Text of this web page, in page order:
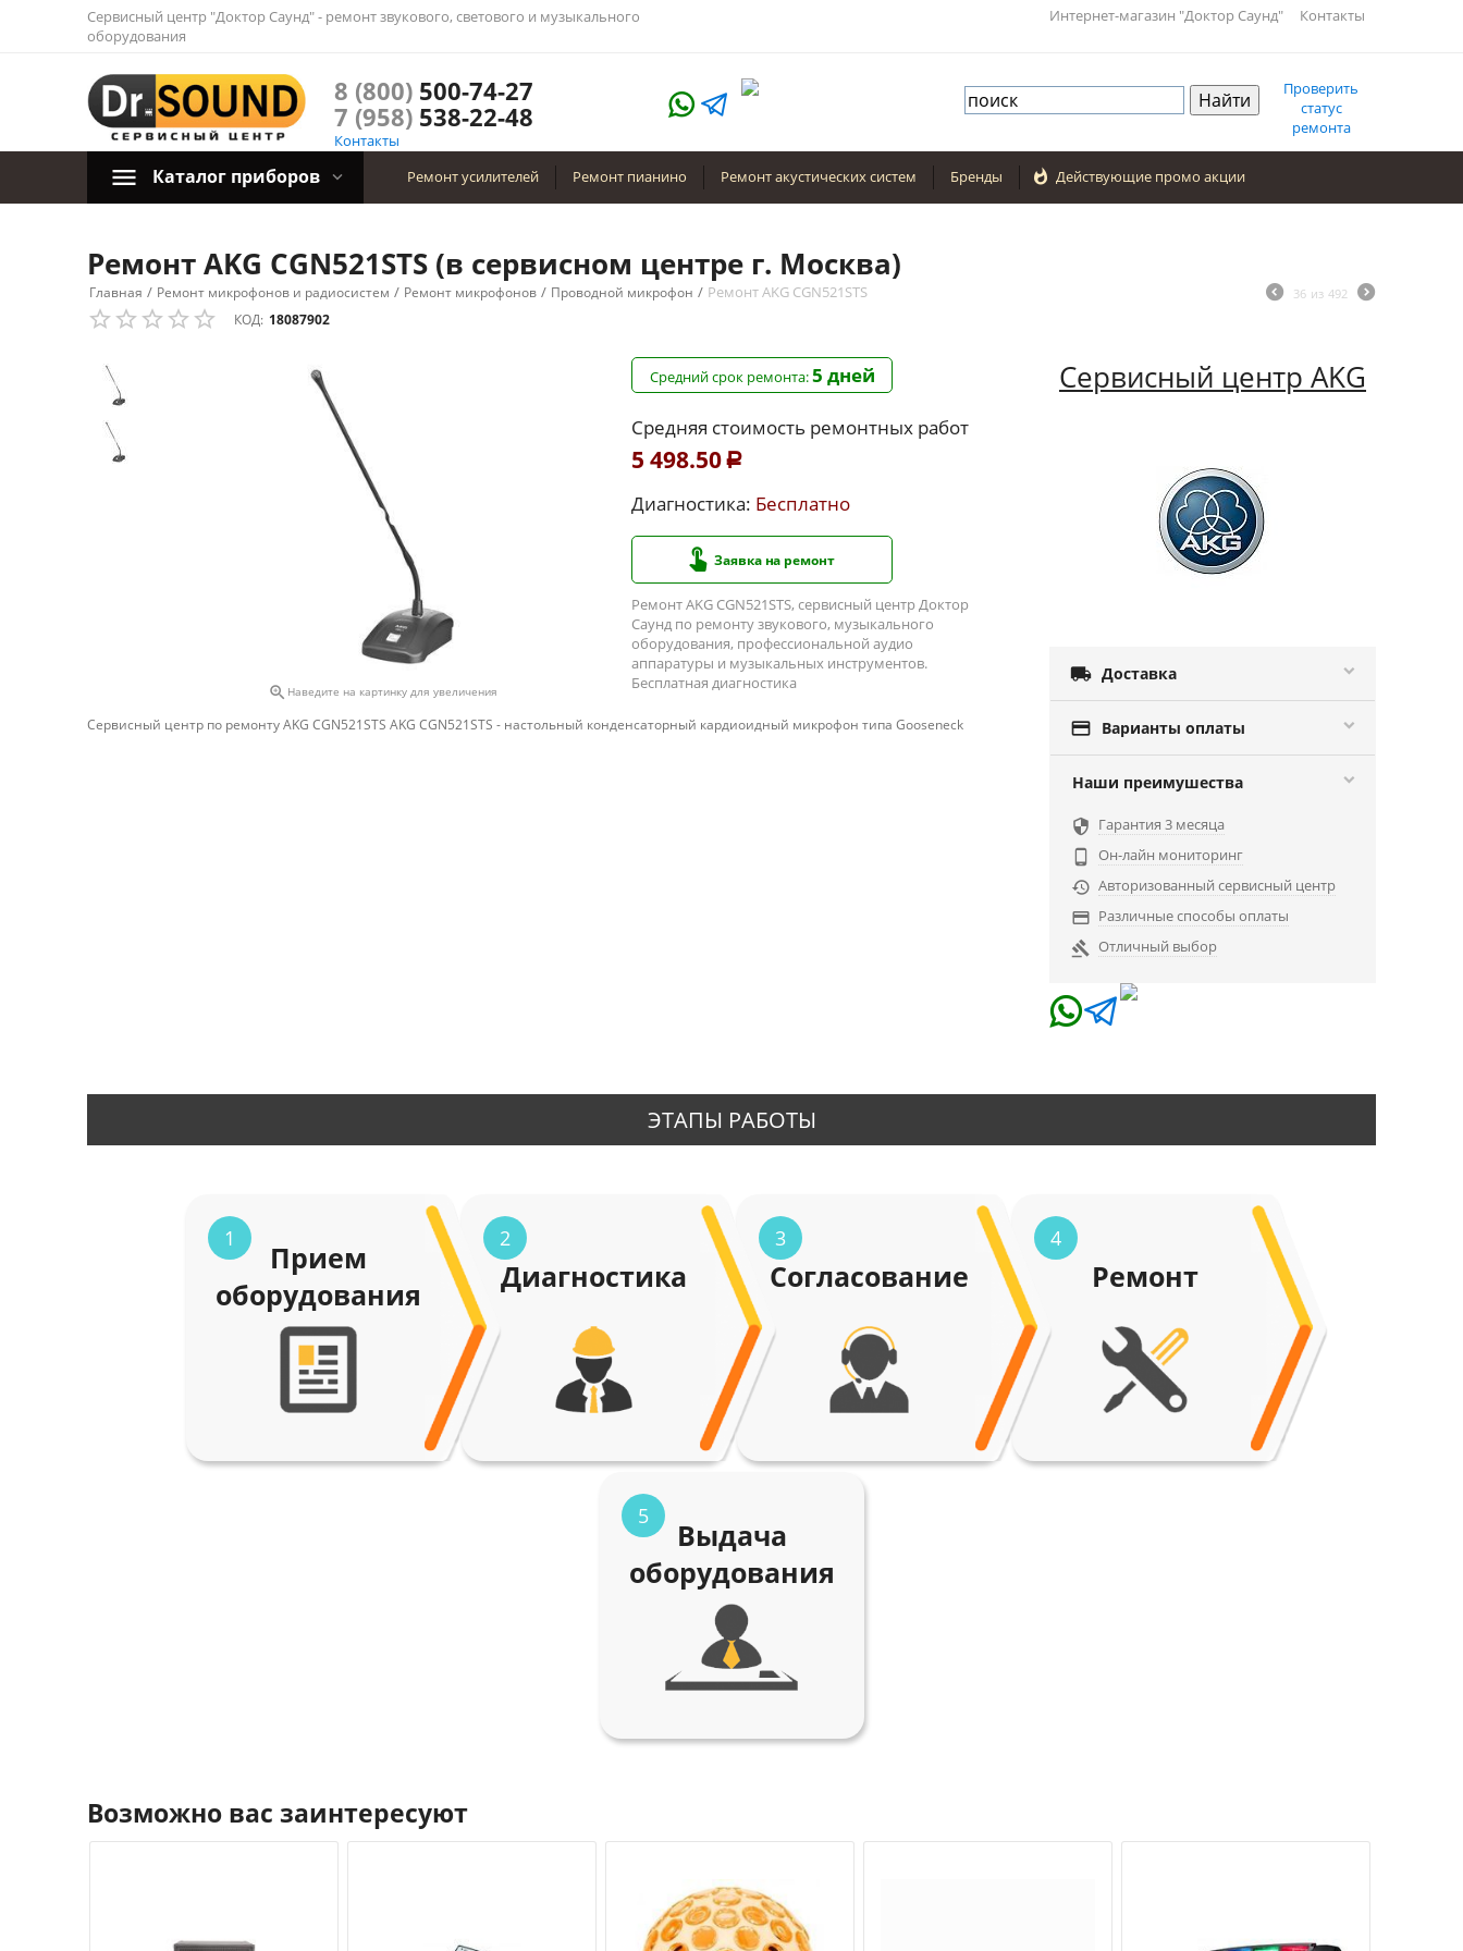
Сервисный центр "Доктор Саунд" - ремонт звукового, светового и музыкального
оборудования
Интернет-магазин "Доктор Саунд" Контакты
8 (800)500-74-27
7 (958)538-22-48
Контакты
Проверить
статус
ремонта
Каталог приборов Ремонт усилителей Ремонт пианино Ремонт акустических систем Бренды  Действующие промо акции
Ремонт AKG CGN521STS (в сервисном центре г. Москва)
Главная / Ремонт микрофонов и радиосистем / Ремонт микрофонов / Проводной микрофон / Ремонт AKG CGN521STS 36 из 492
КОД: 18087902
 Наведите на картинку для увеличения
Средний срок ремонта:5 дней
Средняя стоимость ремонтных работ
5 498.50 Р
Диагностика: Бесплатно
Заявка на ремонт
Ремонт AKG CGN521STS, сервисный центр Доктор
Саунд по ремонту звукового, музыкального
оборудования, профессиональной аудио
аппаратуры и музыкальных инструментов.
Бесплатная диагностика
Сервисный центр по ремонту AKG CGN521STS AKG CGN521STS - настольный конденсаторный кардиоидный микрофон типа Gooseneck
Сервисный центр AKG
 Доставка
 Варианты оплаты
Наши преимушества
 Гарантия 3 месяца

Он-лайн мониторинг
 Авторизованный сервисный центр
 Различные способы оплаты
 Отличный выбор
ЭТАПЫ РАБОТЫ
1
Прием
оборудования
2
Диагностика
3
Согласование
4
Ремонт
5
Выдача
оборудования
Возможно вас заинтересуют